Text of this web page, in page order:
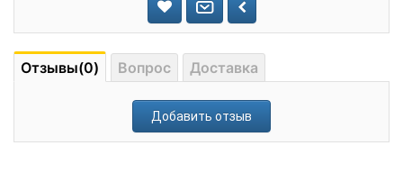
Отзывы(0) Вопрос Доставка
Добавить отзыв